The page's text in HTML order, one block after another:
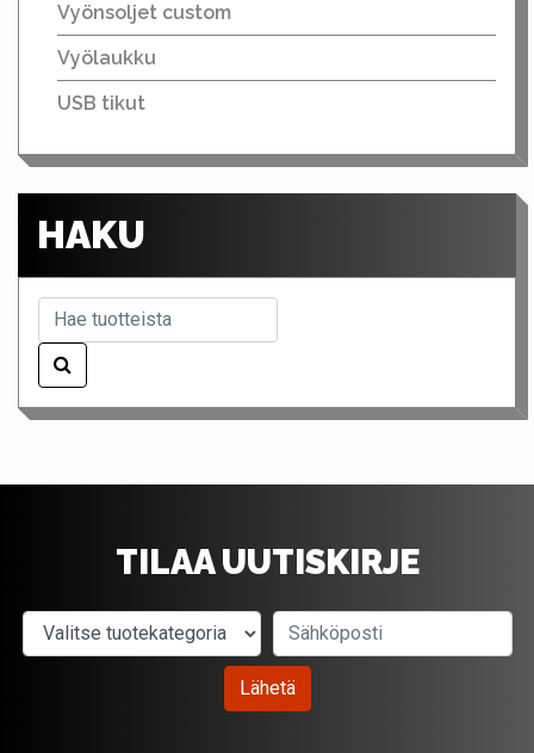
Vyönsoljet custom
Vyölaukku
USB tikut
HAKU
TILAA UUTISKIRJE
Valitse tuotekategoria
Lähetä